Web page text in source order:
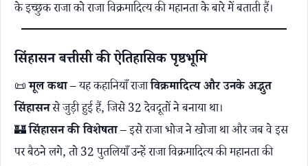
के इच्छुक राजा को राजा विक्रमादित्य की महानता के बारे में बताती हैं।
सिंहासन बत्तीसी की ऐतिहासिक पृष्ठभूमि
📜मूल कथा– यह कहानियाँ राजाविक्रमादित्य और उनके अद्भुत
सिंहासनसे जुड़ी हुई हैं, जिसे 32 देवदूतों ने बनाया था।
🏰सिंहासन की विशेषता– इसे राजा भोज ने खोजा था और जब वे इस
पर बैठने लगे, तो 32 पुतलियाँ उन्हें राजा विक्रमादित्य की महानता की